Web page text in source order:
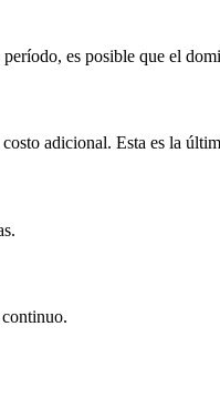
período, es posible que el
adicional. Esta es la